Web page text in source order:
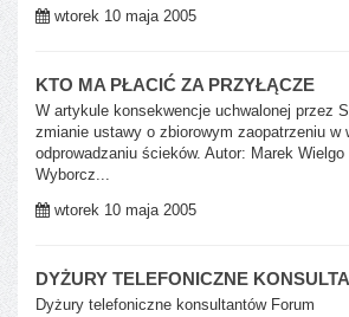
wtorek 10 maja 2005
KTO MA PŁACIĆ ZA PRZYŁĄCZE
W artykule konsekwencje uchwalonej przez
zmianie ustawy o zbiorowym zaopatrzeniu w
odprowadzaniu ścieków. Autor: Marek
Wyborcz...
wtorek 10 maja 2005
DYŻURY TELEFONICZNE
Dyżury telefoniczne konsultantów Forum